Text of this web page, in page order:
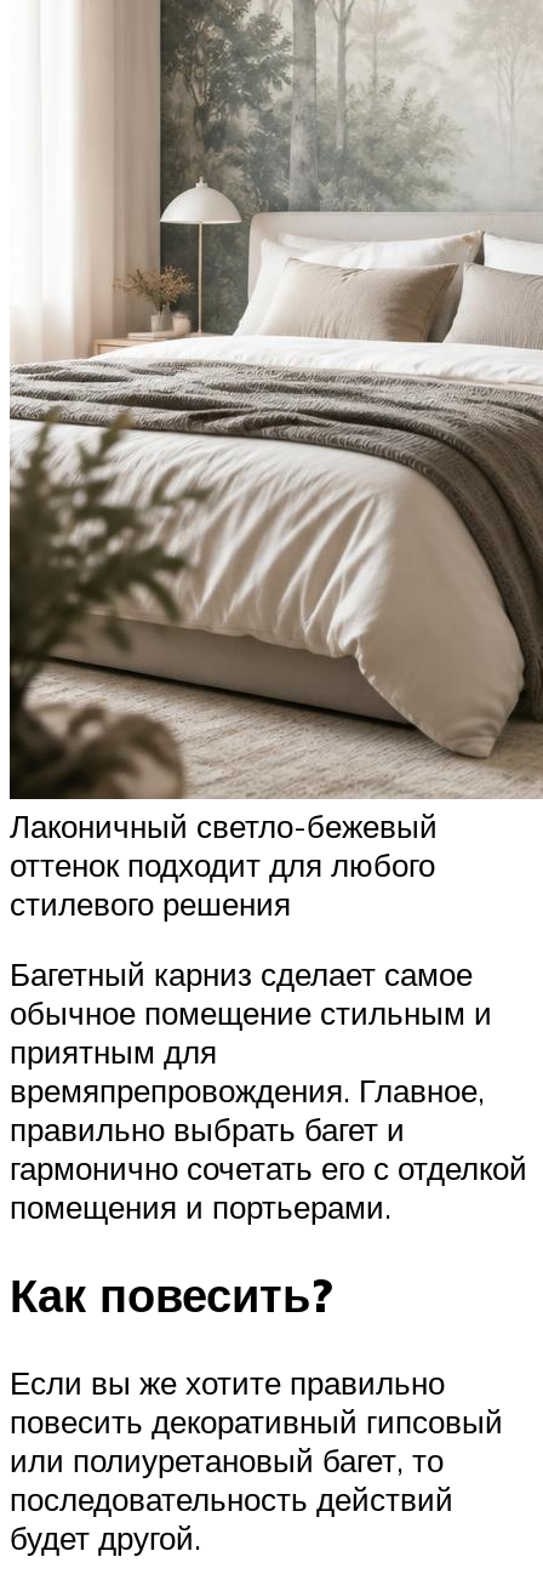
Лаконичный светло-бежевый
оттенок подходит для любого
стилевого решения
Багетный карниз сделает самое
обычное помещение стильным и
приятным для
времяпрепровождения. Главное,
правильно выбрать багет и
гармонично сочетать его с отделкой
помещения и портьерами.
Как повесить?
Если вы же хотите правильно
повесить декоративный гипсовый
или полиуретановый багет, то
последовательность действий
будет другой.